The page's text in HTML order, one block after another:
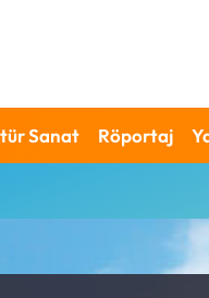
Sanat Röportaj